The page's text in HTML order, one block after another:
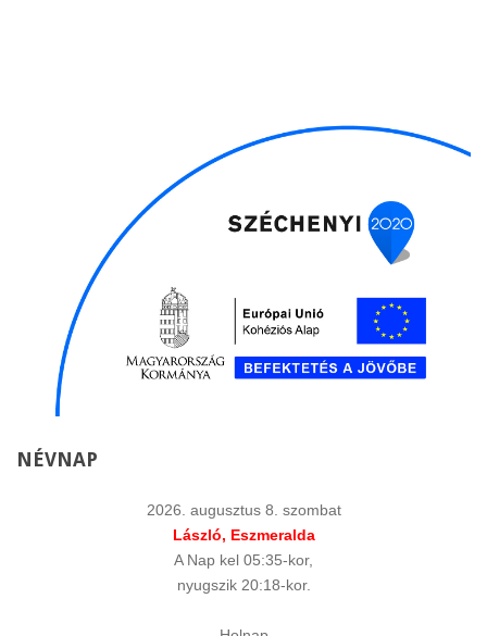
NÉVNAP
2026. augusztus 8. szombat
László, Eszmeralda
A Nap kel 05:35-kor,
nyugszik 20:18-kor.